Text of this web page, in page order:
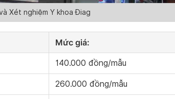
Xét nghiệm Y khoa Điag
Mức giá:
140.000 đồng/mẫu
260.000 đồng/mẫu